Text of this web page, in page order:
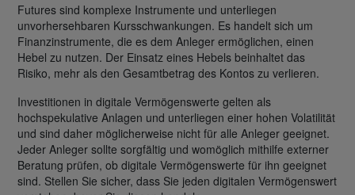
Futures sind komplexe Instrumente und unterliegen
unvorhersehbaren Kursschwankungen. Es handelt sich um
Finanzinstrumente, die es dem Anleger ermöglichen, einen
Hebel zu nutzen. Der Einsatz eines Hebels beinhaltet das
Risiko, mehr als den Gesamtbetrag des Kontos zu verlieren.
Investitionen in digitale Vermögenswerte gelten als
hochspekulative Anlagen und unterliegen einer hohen Volatilität
und sind daher möglicherweise nicht für alle Anleger geeignet.
Jeder Anleger sollte sorgfältig und womöglich mithilfe externer
Beratung prüfen, ob digitale Vermögenswerte für ihn geeignet
sind. Stellen Sie sicher, dass Sie jeden digitalen Vermögenswert